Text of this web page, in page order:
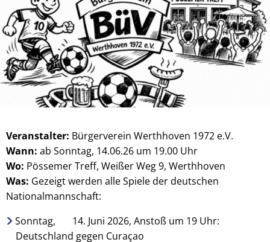
Veranstalter: Bürgerverein Werthhoven 1972 e.V.
Wann: ab Sonntag, 14.06.26 um 19.00 Uhr
Wo: Pössemer Treff, Weißer Weg 9, Werthhoven
Was: Gezeigt werden alle Spiele der deutschen
Nationalmannschaft:
Sonntag, 14. Juni 2026, Anstoß um 19 Uhr:
Deutschland gegen Curaçao